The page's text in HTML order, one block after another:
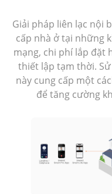
Giải pháp liên lạc nội
cấp nhà ở tại những
mạng, chi phí lắp đặt
thiết lập tạm thời.
này cung cấp một
để tăng cường